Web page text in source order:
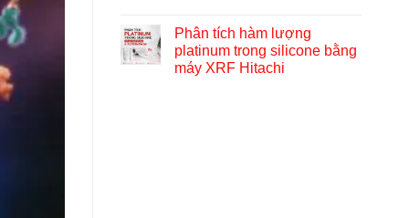
Phân tích hàm lượng
platinum trong silicone bằng
máy XRF Hitachi